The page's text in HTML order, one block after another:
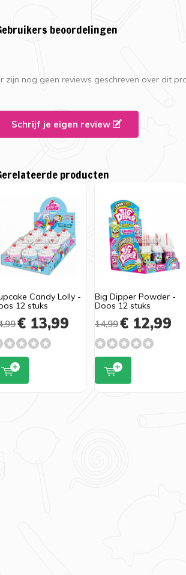
beoordelingen
zijn nog geen reviews geschreven over dit
Schrijf je eigen review
producten
Candy Lolly -
12 stuks
€ 13,99
Big Dipper Powder -
Doos 12 stuks
14,99€ 12,99